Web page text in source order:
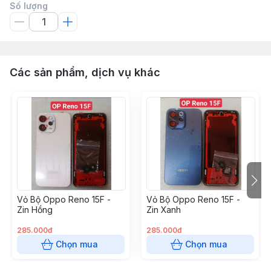
Số lượng
Các sản phẩm, dịch vụ khác
Vỏ Bộ Oppo Reno 15F -
Zin Hồng
285.000đ
Chọn mua
Vỏ Bộ Oppo Reno 15F -
Zin Xanh
285.000đ
Chọn mua